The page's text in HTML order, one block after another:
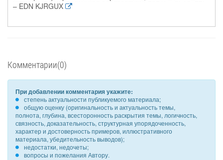
– EDN KJRGUX
Комментарии(0)
При добавлении комментария укажите:
степень актуальности публикуемого материала;
общую оценку (оригинальность и актуальность темы,
полнота, глубина, всесторонность раскрытия темы, логичность,
связность, доказательность, структурная упорядоченность,
характер и достоверность примеров, иллюстративного
материала, убедительность выводов);
недостатки, недочеты;
вопросы и пожелания Автору.